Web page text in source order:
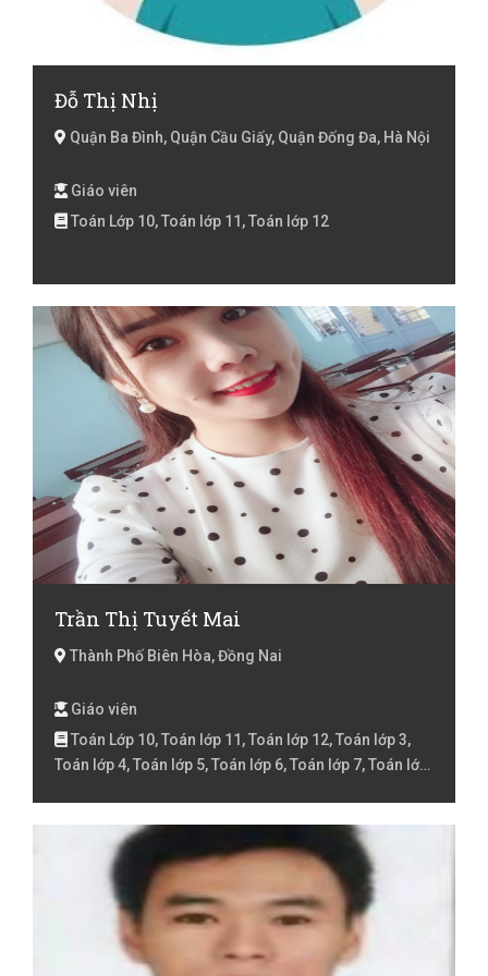
Đỗ Thị Nhị
Quận Ba Đình, Quận Cầu Giấy, Quận Đống Đa, Hà Nội
Giáo viên
Toán Lớp 10, Toán lớp 11, Toán lớp 12
Trần Thị Tuyết Mai
Thành Phố Biên Hòa, Đồng Nai
Giáo viên
Toán Lớp 10, Toán lớp 11, Toán lớp 12, Toán lớp 3,
Toán lớp 4, Toán lớp 5, Toán lớp 6, Toán lớp 7, Toán lớp